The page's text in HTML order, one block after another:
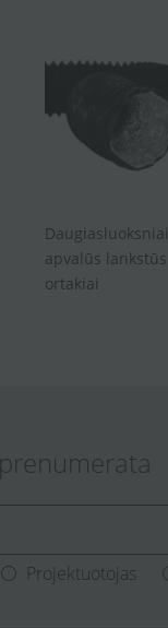
Daugiasluoksniai
apvalūs lankstūs
ortakiai
Projektuotojas